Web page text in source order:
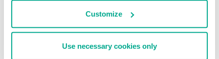
Customize
Use necessary cookies only
Ahora Scano.e ha dejado el escenario, y ha sido reemplazado por
dos recién llegados que alcanzaron las posiciones 15ta. y 19na. Es
variantes registradas en junio, pero es poco probable que Scano
deje abandone la lista de los veinte por completo. El autor de este